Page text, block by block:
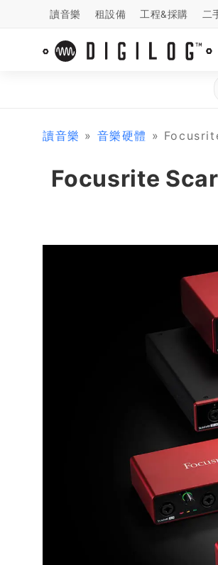
讀音樂 租設備 工程&採購 二
讀音樂 » 音樂硬體 »
Focusrite